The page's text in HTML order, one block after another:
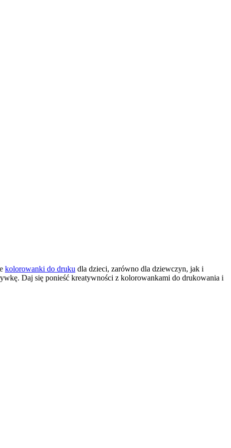
kolorowanki do druku dla dzieci, zarówno dla dziewczyn, jak i
Daj się ponieść kreatywności z kolorowankami do drukowania i